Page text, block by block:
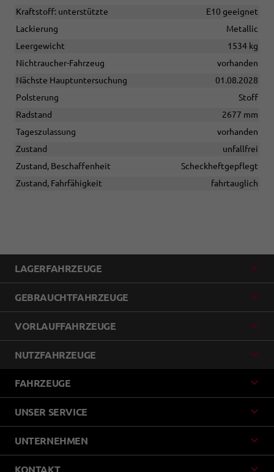
Kraftstoff: unterstützte
E10 geeignet
Lackierung
Metallic
Leergewicht
1534 kg
Nichtraucher-Fahrzeug
vorhanden
Nächste Hauptuntersuchung
01.08.2028
Polsterung
Stoff
Radstand
2677 mm
Tageszulassung
vorhanden
Zustand
unfallfrei
Zustand, Beschaffenheit
Scheckheftgepflegt
Zustand, Fahrfähigkeit
fahrtauglich
LAGERFAHRZEUGE
GEBRAUCHTFAHRZEUGE
VORLAUFFAHRZEUGE
NUTZFAHRZEUGE
FAHRZEUGE
UNSER SERVICE
UNTERNEHMEN
KONTAKT